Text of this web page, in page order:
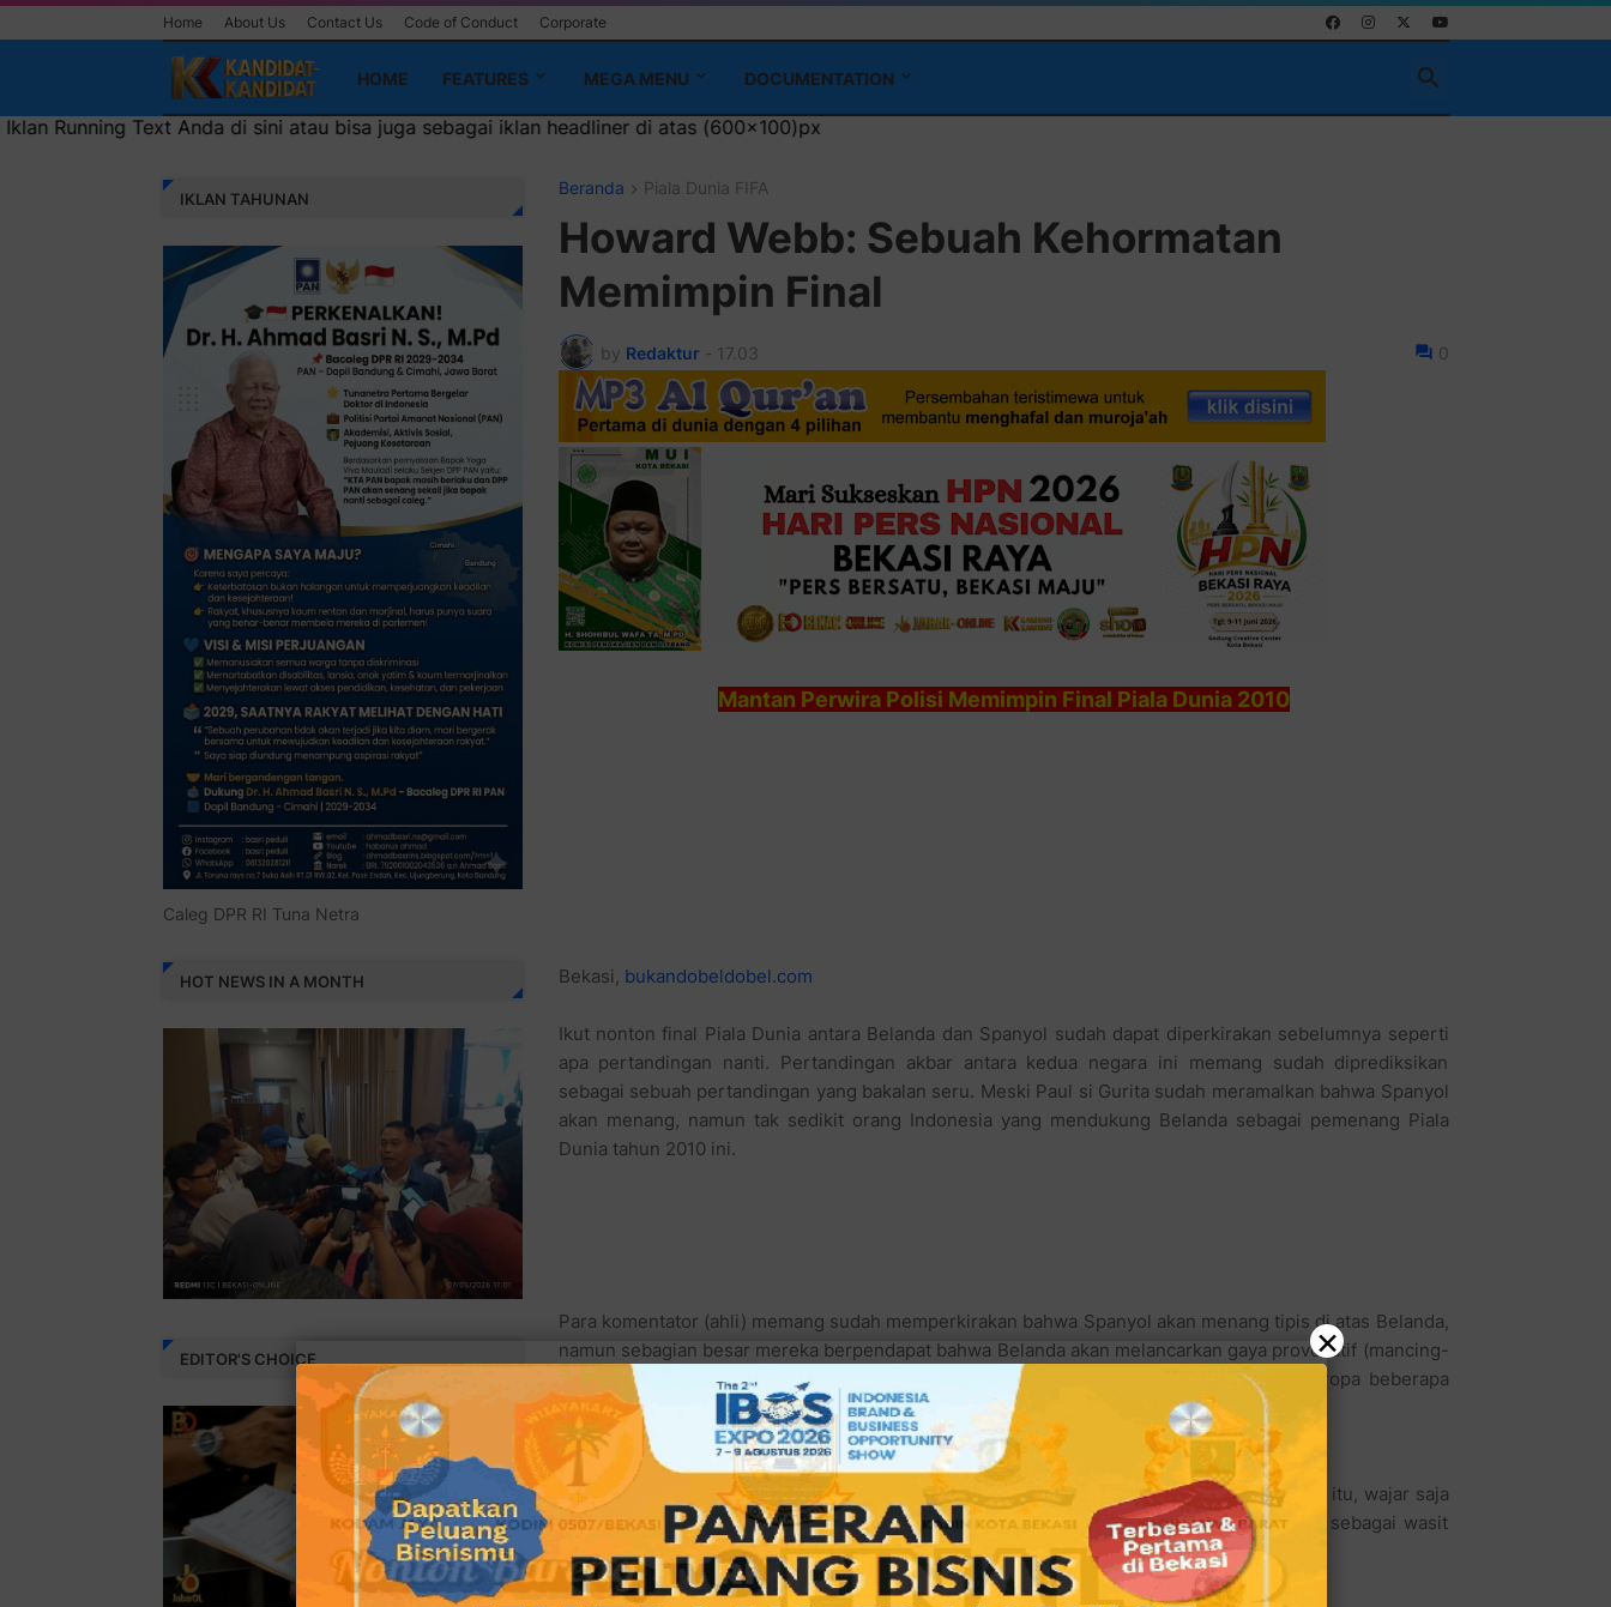
Home About Us Contact Us Code of Conduct Corporate
HOME FEATURES MEGA MENU DOCUMENTATION
di sini atau bisa juga sebagai iklan headliner di atas (600x100)px
Beranda Piala Dunia FIFA
Howard Webb: Sebuah Kehormatan
Memimpin Final
by Redaktur - 17.03 0
Mantan Perwira Polisi Memimpin Final Piala Dunia 2010
Dunia tahun 2010 ini.
Para komentator (ahli) memang sudah memperkirakan bahwa Spanyol akan menang tipis di atas Belanda,
Melihat peluang besarnya konflik yang bakal terjadi di pertandingan final paling dinantikan itu, wajar saja
bila penentuan wasit memang jadi spesial. Maka FIFA pun menentukan Howard Webb sebagai wasit
khusus kedua negara Eropa ini.
Sang mantan polisi dari Inggris ini memang pantas jadi wasit bagi negara Belanda, yang terkenal paling
sering mengumpulkan kartu kuning dan sangat provokatif dala setiap gaya pertandingan mereka.
Bagaimanapun juga sosok Webb yang tinggi besar dan berkepala plontos ini memang pantas untuk
menjadi wasit pertandingan kedua negara yang berhasil masuk final ini. Meski botak plontos namun
wajahnya jauh lebih sedap dipandang dibandingkan dengan wasit final piala dunia sebelumnya (tahu kan
IKLAN TAHUNAN
Caleg DPR RI Tuna Netra
HOT NEWS IN A MONTH
EDITOR'S CHOICE ×